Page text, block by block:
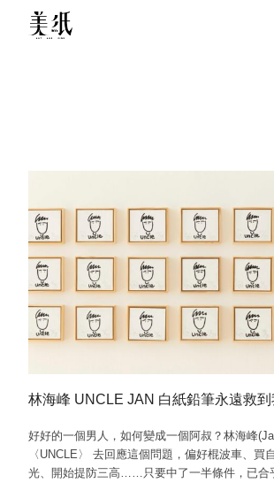
林海峰 UNCLE JAN 白紙鉛筆永遠救到
好好的一個男人，如何變成一個阿叔？林海峰
〈UNCLE〉 去回應這個問題，偏好棍波車、買
光、開始提防三高……只要中了一半條件，已合